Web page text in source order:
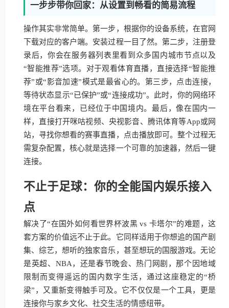
一步步带你回家：从设置到畅看的简易流程
操作其实非常简单。第一步，根据你的设备系统，在官网
下载对应的客户端。安装过程一目了然。第二步，注册登
录后，你会在服务器列表里看到众多国内城市节点以及
“智能推荐”选项。对于观看体育直播，直接选择“智能推
荐”或“影音加速”模式是最省心的。第三步，点击连接，
等待状态显示“已保护”或“连接成功”。此时，你的网络环
境在平台看来，已经位于中国境内。最后，像在国内一
样，直接打开咪咕视频、央视影音、腾讯体育等App或网
站，寻找你想看的赛事直播，点击播放即可。整个过程无
需复杂配置，核心就是选择一个可靠的加速器，然后一键
连接。
不止于足球：你的全能国内娱乐接入
点
解决了“在国外如何看世界杯波黑 vs 卡塔尔”的难题，这
套方案的价值远不止于此。它同样适用于你想追的国产剧
集、综艺，想听的独家音乐，甚至想玩的国服游戏。无论
是英超、NBA，还是春节晚会、热门网剧，那个因地域
限制而变得遥远的国内数字生活，通过这座稳定的“桥
梁”，又重新变得触手可及。它不仅仅是一个工具，更是
连接你与家乡文化、社交生活的情感纽带。